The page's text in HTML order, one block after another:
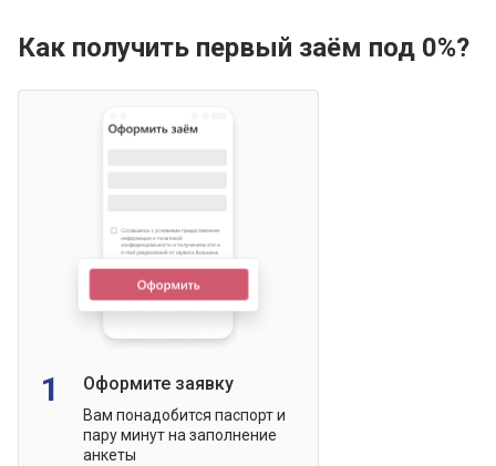
Как получить первый заём под 0%?
1 Оформите заявку
Вам понадобится паспорт и
пару минут на заполнение
анкеты